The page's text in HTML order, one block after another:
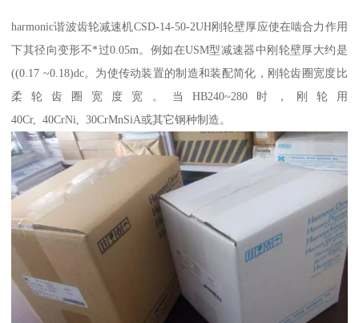
harmonic谐波齿轮减速机CSD-14-50-2UH刚轮壁厚应使在啮合力作用
下其径向变形不*过0.05m。例如在USM型减速器中刚轮壁厚大约是
((0.17 ~0.18)dc。为使传动装置的制造和装配简化，刚轮齿圈宽度比
柔轮齿圈宽度宽。当HB240~280时，刚轮用
40Cr, 40CrNi, 30CrMnSiA或其它钢种制造。